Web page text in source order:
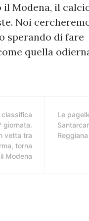
Modena, il
Noi
sperando di fare
quella
classifica
giornata.
vetta tra
torna
Modena
Le
Reggiana